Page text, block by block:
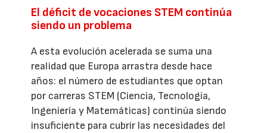
El déficit de vocaciones STEM continúa
siendo un problema
A esta evolución acelerada se suma una
realidad que Europa arrastra desde hace
años: el número de estudiantes que optan
por carreras STEM (Ciencia, Tecnología,
Ingeniería y Matemáticas) continúa siendo
insuficiente para cubrir las necesidades del